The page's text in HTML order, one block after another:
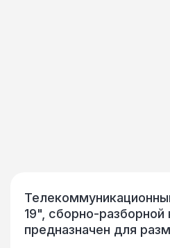
19", сборно-разборной
предназначен для